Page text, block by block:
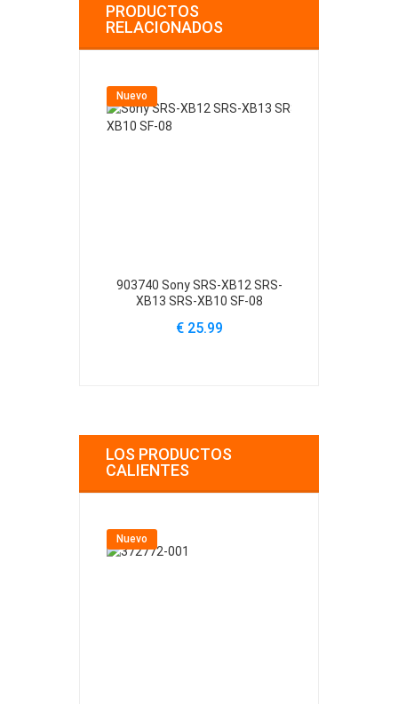
PRODUCTOS
RELACIONADOS
Nuevo
903740 Sony SRS-XB12 SRS-
XB13 SRS-XB10 SF-08
€ 25.99
LOS PRODUCTOS
CALIENTES
Nuevo